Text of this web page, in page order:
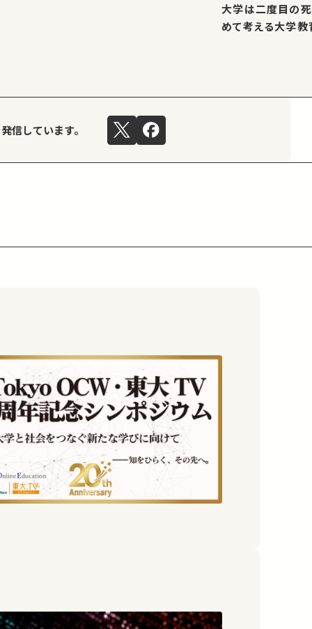
大学は二度目の
めて考える大学
信しています。